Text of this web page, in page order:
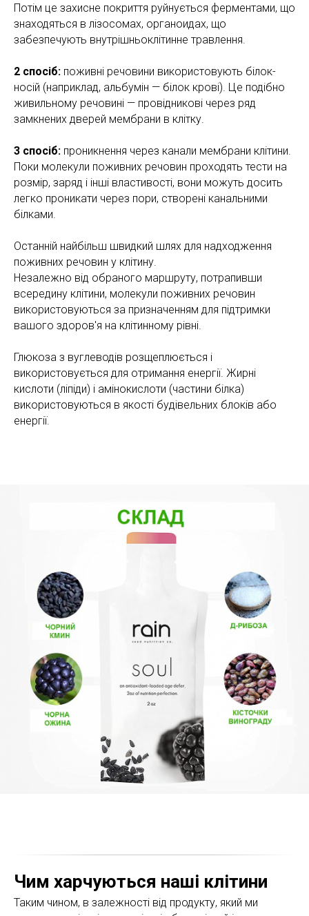
Потім це захисне покриття руйнується ферментами, що
знаходяться в лізосомах, органоидах, що
забезпечують внутрішньоклітинне травлення.
2 спосіб: поживні речовини використовують білок-
носій (наприклад, альбумін — білок крові). Це подібно
живильному речовині — провідникові через ряд
замкнених дверей мембрани в клітку.
3 спосіб: проникнення через канали мембрани клітини.
Поки молекули поживних речовин проходять тести на
розмір, заряд і інші властивості, вони можуть досить
легко проникати через пори, створені канальними
білками.
Останній найбільш швидкий шлях для надходження
поживних речовин у клітину.
Незалежно від обраного маршруту, потрапивши
всередину клітини, молекули поживних речовин
використовуються за призначенням для підтримки
вашого здоров'я на клітинному рівні.
Глюкоза з вуглеводів розщеплюється і
використовується для отримання енергії. Жирні
кислоти (ліпіди) і амінокислоти (частини білка)
використовуються в якості будівельних блоків або
енергії.
Чим харчуються наші клітини
Таким чином, в залежності від продукту, який ми